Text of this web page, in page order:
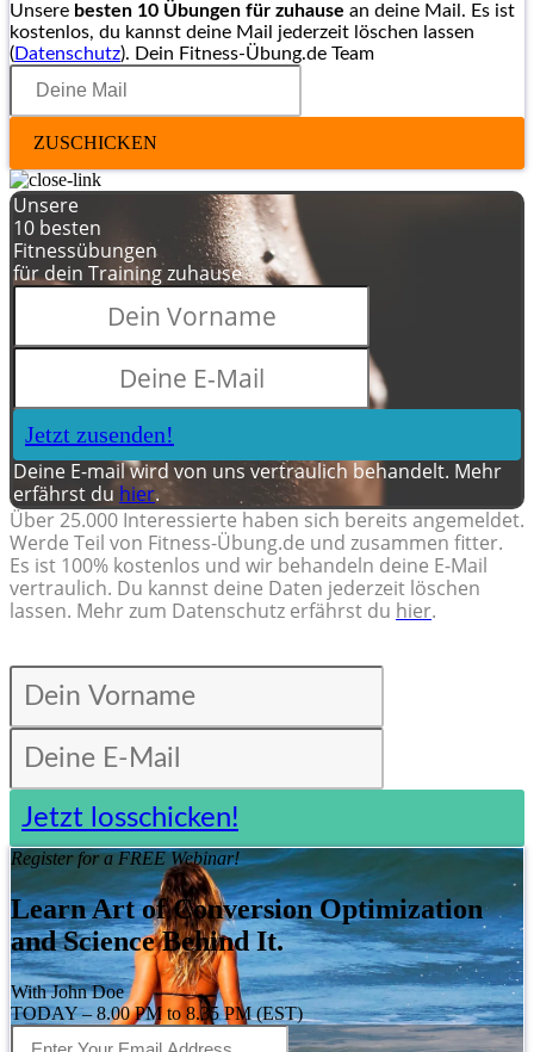
Unsere besten 10 Übungen für zuhause an deine Mail. Es ist
kostenlos, du kannst deine Mail jederzeit löschen lassen
(Datenschutz). Dein Fitness-Übung.de Team
ZUSCHICKEN
Unsere
10 besten
Fitnessübungen
für dein Training zuhause
Jetzt zusenden!
Deine E-mail wird von uns vertraulich behandelt. Mehr
erfährst du hier.
Über 25.000 Interessierte haben sich bereits angemeldet.
Werde Teil von Fitness-Übung.de und zusammen fitter.
Es ist 100% kostenlos und wir behandeln deine E-Mail
vertraulich. Du kannst deine Daten jederzeit löschen
lassen. Mehr zum Datenschutz erfährst du hier.
Jetzt losschicken!
Register for a FREE Webinar!
Learn Art of Conversion Optimization
and Science Behind It.
With John Doe
TODAY – 8.00 PM to 8.35 PM (EST)